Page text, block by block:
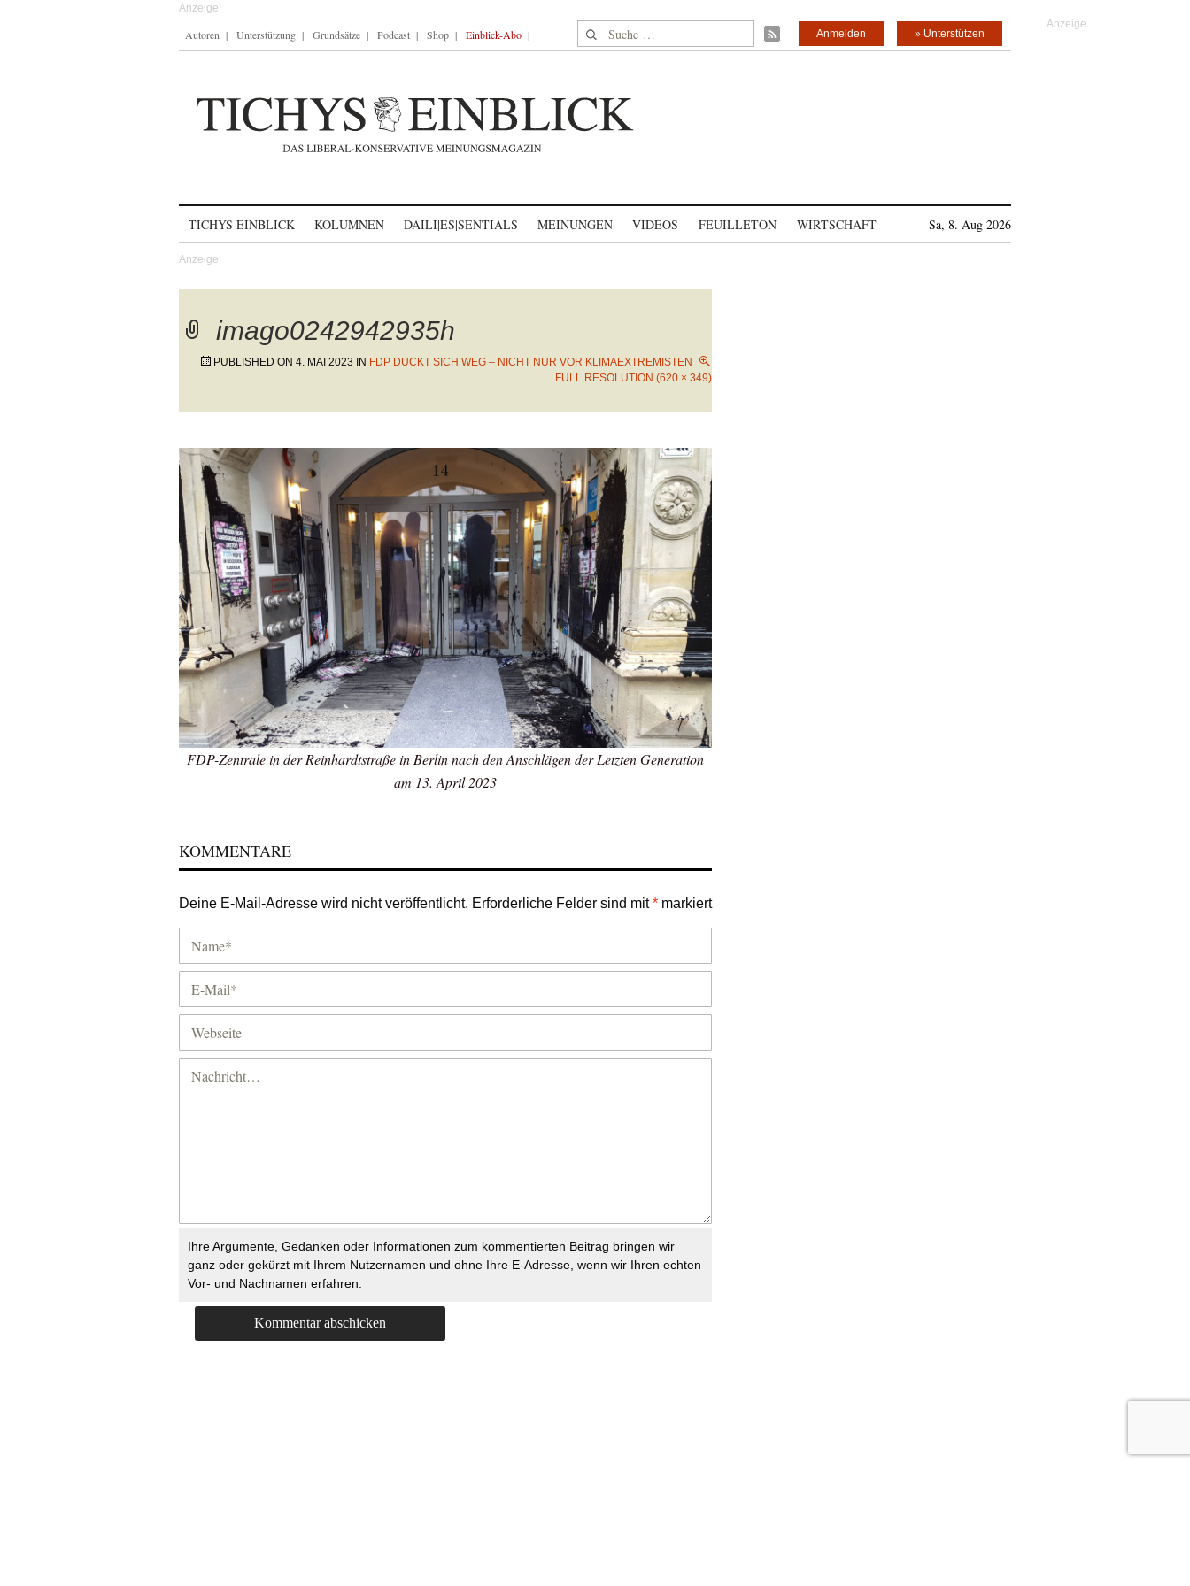
Autoren Unterstützung Grundsätze Podcast Shop Einblick-Abo Suche nach: » Unterstützen
Anmelden
TICHYS EINBLICK KOLUMNEN DAILI|ES|SENTIALS MEINUNGEN VIDEOS FEUILLETON WIRTSCHAFT Sa, 8. Aug 2026
imago0242942935h
PUBLISHED ON 4. MAI 2023 IN FDP DUCKT SICH WEG – NICHT NUR VOR KLIMAEXTREMISTEN
FULL RESOLUTION (620 × 349)
FDP-Zentrale in der Reinhardtstraße in Berlin nach den Anschlägen der Letzten Generation
am 13. April 2023
KOMMENTARE
Deine E-Mail-Adresse wird nicht veröffentlicht. Erforderliche Felder sind mit* markiert
Ihre Argumente, Gedanken oder Informationen zum kommentierten Beitrag bringen wir
ganz oder gekürzt mit Ihrem Nutzernamen und ohne Ihre E-Adresse, wenn wir Ihren echten
Vor- und Nachnamen erfahren.